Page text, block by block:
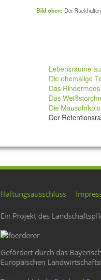
Bild oben: Der
Lebensräume
Die ehemalige
Das
Das
Die
Der
Haftungsausschluss
Ein Projekt des
Gefördert durch das
Europäischen